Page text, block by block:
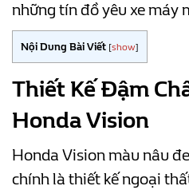
những tín đồ yêu xe máy
Nội Dung Bài Viết [show]
Thiết Kế Đậm
Honda Vision
Honda Vision màu nâu
chính là thiết kế ngoại